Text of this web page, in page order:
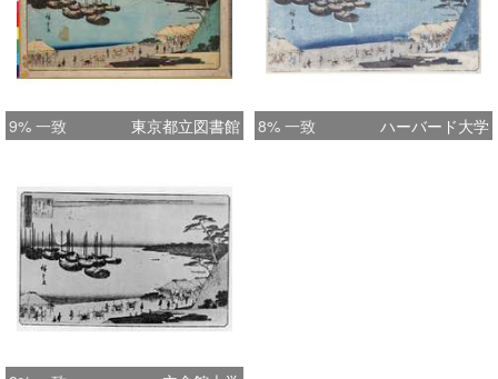
9% 一致 東京都立図書館 8% 一致 ハーバード大学